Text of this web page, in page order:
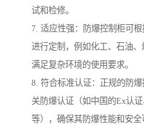
试和检修。
7. 适应性强：防爆控制柜可
进行定制，例如化工、石油
满足复杂环境的使用要求。
8. 符合标准认证：正规的防
关防爆认证（如中国的Ex认
等），确保其防爆性能和安全